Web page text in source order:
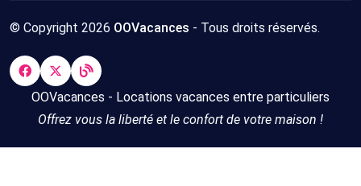
© Copyright 2026 OOVacances - Tous droits réservés.
OOVacances - Locations vacances entre particuliers
Offrez vous la liberté et le confort de votre maison !